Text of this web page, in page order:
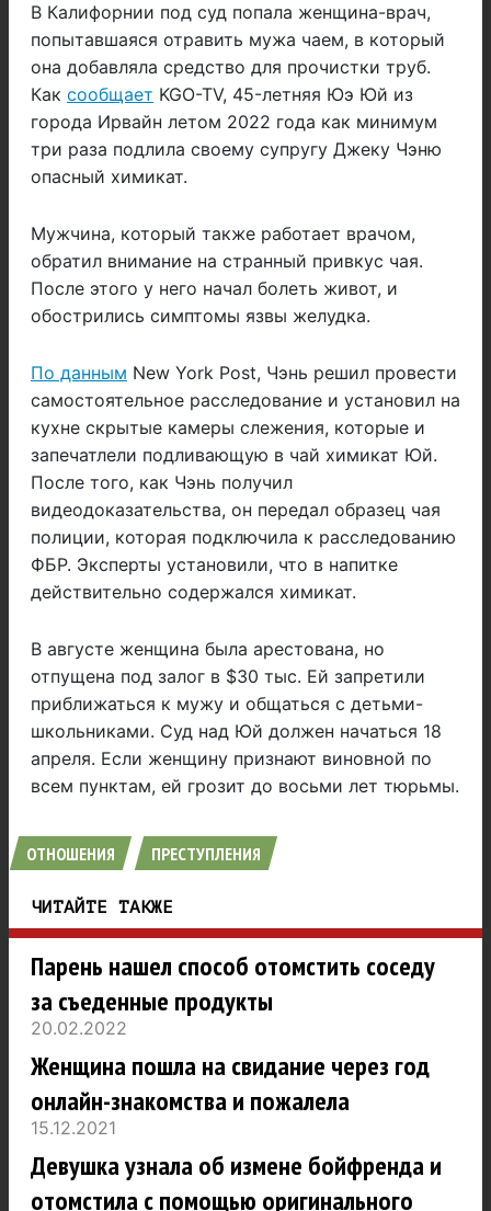
В Калифорнии под суд попала женщина-врач,
попытавшаяся отравить мужа чаем, в который
она добавляла средство для прочистки труб.
Как сообщает KGO-TV, 45-летняя Юэ Юй из
города Ирвайн летом 2022 года как минимум
три раза подлила своему супругу Джеку Чэню
опасный химикат.
Мужчина, который также работает врачом,
обратил внимание на странный привкус чая.
После этого у него начал болеть живот, и
обострились симптомы язвы желудка.
По данным New York Post, Чэнь решил провести
самостоятельное расследование и установил на
кухне скрытые камеры слежения, которые и
запечатлели подливающую в чай химикат Юй.
После того, как Чэнь получил
видеодоказательства, он передал образец чая
полиции, которая подключила к расследованию
ФБР. Эксперты установили, что в напитке
действительно содержался химикат.
В августе женщина была арестована, но
отпущена под залог в $30 тыс. Ей запретили
приближаться к мужу и общаться с детьми-
школьниками. Суд над Юй должен начаться 18
апреля. Если женщину признают виновной по
всем пунктам, ей грозит до восьми лет тюрьмы.
ОТНОШЕНИЯ ПРЕСТУПЛЕНИЯ
ЧИТАЙТЕ ТАКЖЕ
Парень нашел способ отомстить соседу
за съеденные продукты
20.02.2022
Женщина пошла на свидание через год
онлайн-знакомства и пожалела
15.12.2021
Девушка узнала об измене бойфренда и
отомстила с помощью оригинального